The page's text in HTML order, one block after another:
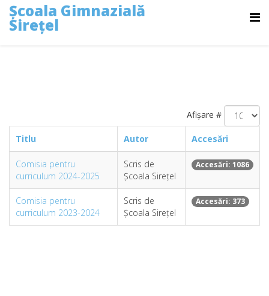
Școala Gimnazială
Sirețel
Afișare #
Titlu Autor Accesări
Comisia pentru
curriculum 2024-2025
Scris de
Școala Sirețel
Accesări: 1086
Comisia pentru
curriculum 2023-2024
Scris de
Școala Sirețel
Accesări: 373